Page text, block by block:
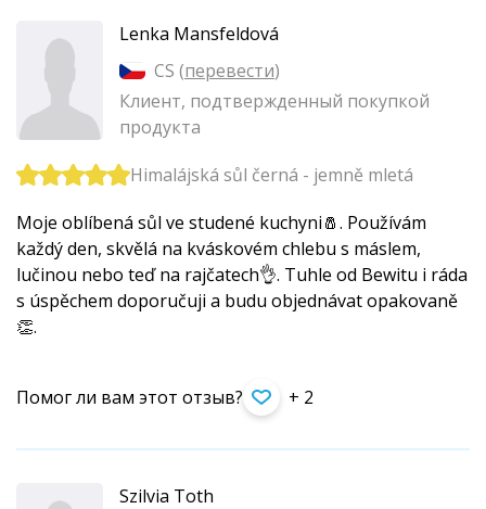
Lenka Mansfeldová
CS (перевести)
Клиент, подтвержденный покупкой
продукта
Himalájská sůl černá - jemně mletá
Moje oblíbená sůl ve studené kuchyni🧂. Používám
každý den, skvělá na kváskovém chlebu s máslem,
lučinou nebo teď na rajčatech👌. Tuhle od Bewitu i ráda
s úspěchem doporučuji a budu objednávat opakovaně
👏.
Помог ли вам этот отзыв? + 2
Szilvia Toth